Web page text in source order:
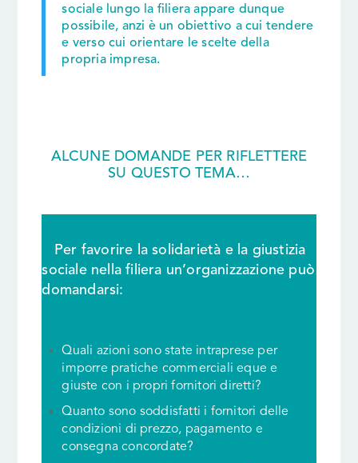
sociale lungo la filiera appare dunque
possibile, anzi è un obiettivo a cui tendere
e verso cui orientare le scelte della
propria impresa.
ALCUNE DOMANDE PER RIFLETTERE
SU QUESTO TEMA…
Per favorire la solidarietà e la giustizia
sociale nella filiera un’organizzazione può
domandarsi:
Quali azioni sono state intraprese per
imporre pratiche commerciali eque e
giuste con i propri fornitori diretti?
Quanto sono soddisfatti i fornitori delle
condizioni di prezzo, pagamento e
consegna concordate?